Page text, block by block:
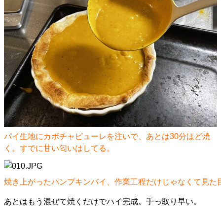
パイ生地にカボチャピューレを注いで、あとは30分ほど焼
く。すでに甘い匂いはしてる。
焼き上がったパンプキンパイ、作業工程だけじゃなくて見た
あとはもう混ぜて焼くだけでハイ完成。手っ取り早い。